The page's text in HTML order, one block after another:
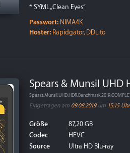
* SYML „Clean Eyes“
* The Scorpion King
* Recycled Sound
* A Different Perspective
* Hot Fuzzweiterlesen
Passwort: NIMA4K
Hoster: Rapidgator, DDL.to
Spears & Munsil UHD
Eingetragen am 09.08.2019um 15:15 Uhr
Größe
87,20 GB
Codec
HEVC
Source
Ultra HD Blu-ray